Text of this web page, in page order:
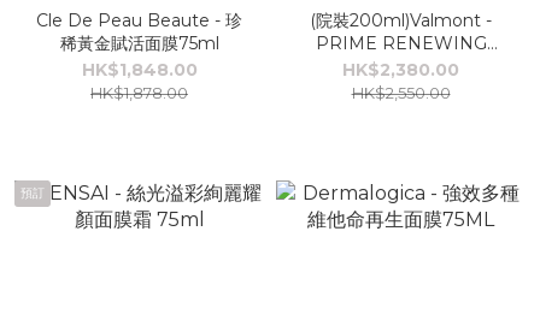
Cle De Peau Beaute - 珍
稀黃金賦活面膜75ml
HK$1,848.00
HK$1,878.00
(院裝200ml)Valmont -
PRIME RENEWING
PACK 升效更新煥膚面膜
HK$2,380.00
HK$2,550.00
預訂